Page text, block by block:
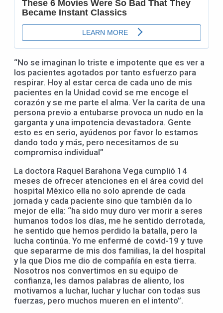
“No se imaginan lo triste e impotente que es ver a
los pacientes agotados por tanto esfuerzo para
respirar. Hoy al estar cerca de cada uno de mis
pacientes en la Unidad covid se me encoge el
corazón y se me parte el alma. Ver la carita de una
persona previo a entubarse provoca un nudo en la
garganta y una impotencia devastadora. Gente
esto es en serio, ayúdenos por favor lo estamos
dando todo y más, pero necesitamos de su
compromiso individual”
La doctora Raquel Barahona Vega cumplió 14
meses de ofrecer atenciones en el área covid del
hospital México ella no solo aprende de cada
jornada y cada paciente sino que también da lo
mejor de ella: “ha sido muy duro ver morir a seres
humanos todos los días, me he sentido derrotada,
he sentido que hemos perdido la batalla, pero la
lucha continúa. Yo me enfermé de covid-19 y tuve
que separarme de mis dos familias, la del hospital
y la que Dios me dio de compañía en esta tierra.
Nosotros nos convertimos en su equipo de
confianza, les damos palabras de aliento, los
motivamos a luchar, luchar y luchar con todas sus
fuerzas, pero muchos mueren en el intento”.